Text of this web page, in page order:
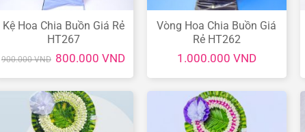
Kệ Hoa Chia Buồn Giá Rẻ
HT267
900.000VND Giá
gốc
là:
800.000VNDGiá
tại
800.000 VND.
Vòng Hoa Chia Buồn Giá
Rẻ HT262
1.000.000 VND